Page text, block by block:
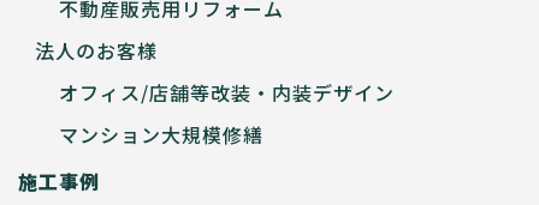
不動産販売用リフォーム
法人のお客様
オフィス/店舗等改装・内装デザイン
マンション大規模修繕
施工事例